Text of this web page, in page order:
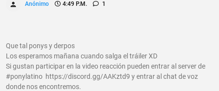
Anónimo 4:49 P.m. 1
Que tal ponys y derpos
Los esperamos mañana cuando salga el tráiler XD
Si gustan participar en la video reacción pueden entrar al server de
#ponylatino https://discord.gg/AAKztd9 y entrar al chat de voz
donde nos encontremos.